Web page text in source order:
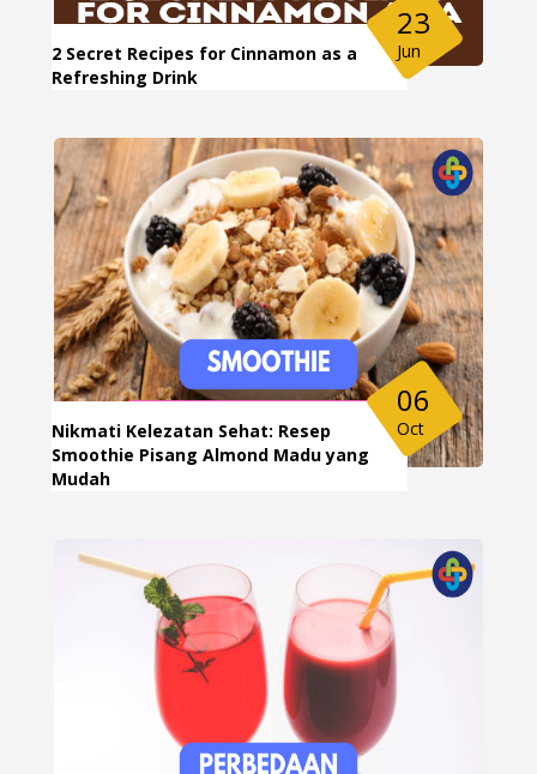
2 Secret Recipes for Cinnamon as a
Refreshing Drink
23
Jun
Nikmati Kelezatan Sehat: Resep
Smoothie Pisang Almond Madu yang
Mudah
06
Oct